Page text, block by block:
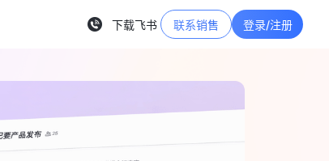
下载飞书 联系销售 登录/注册